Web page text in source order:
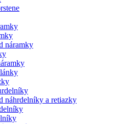
náramky
náhrdelníky a retiazky